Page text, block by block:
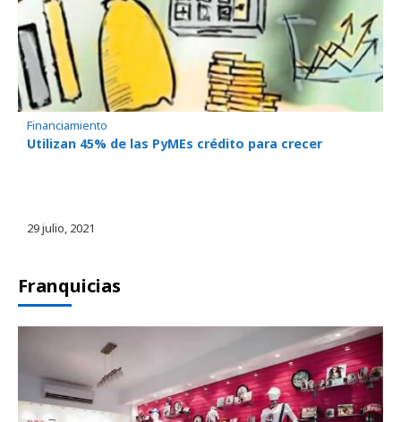
Financiamiento
Utilizan 45% de las PyMEs crédito para crecer
29 julio, 2021
Franquicias